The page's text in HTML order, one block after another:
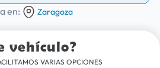
en: Zaragoza
vehículo?
VARIAS OPCIONES